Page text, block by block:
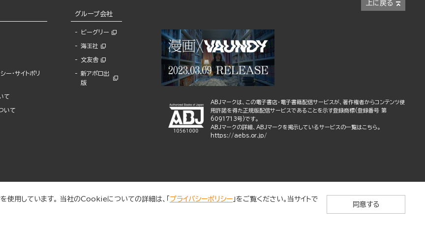
上に戻る
ー・サイトポリ
て
いて
グループ会社
ビーグリー
海王社
文友舎
新アポロ出
版
ABJマークは、この電子書店・電子書籍配信サービスが、著作権者からコンテンツ使
用許諾を得た正規版配信サービスであることを示す登録商標(登録番号 第
6091713号)です。
ABJマークの詳細、ABJマークを掲示しているサービスの一覧はこちら。
https://aebs.or.jp/
使用しています。 当社のCookieについての詳細は、「 プライバシーポリシー 」をご覧ください。当サイトで
同意する